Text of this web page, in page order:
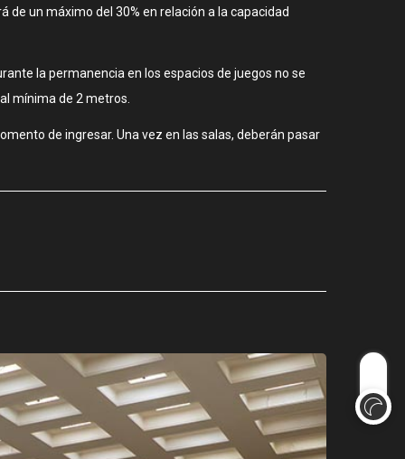
de un máximo del 30% en relación a la capacidad
la permanencia en los espacios de juegos no se
mínima de 2 metros.
de ingresar. Una vez en las salas, deberán pasar